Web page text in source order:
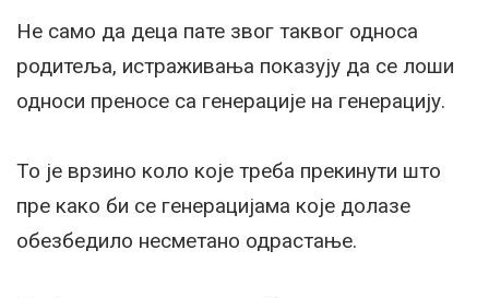
Не само да деца пате звог таквог односа
родитеља, истраживања показују да се лоши
односи преносе са генерације на генерацију.
То је врзино коло које треба прекинути што
пре како би се генерацијама које долазе
обезбедило несметано одрастање.